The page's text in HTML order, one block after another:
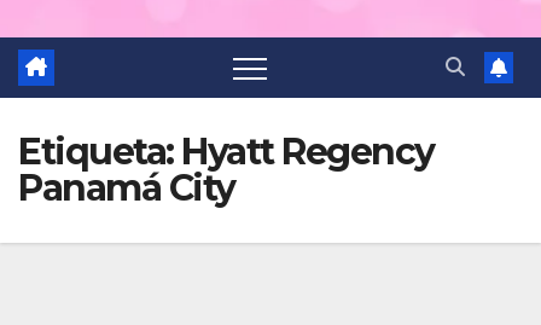
Etiqueta: Hyatt Regency
Panamá City